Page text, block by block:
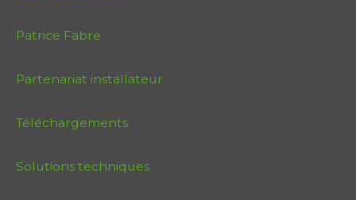
Patrice Fabre
Partenariat installateur
Téléchargements
Solutions techniques